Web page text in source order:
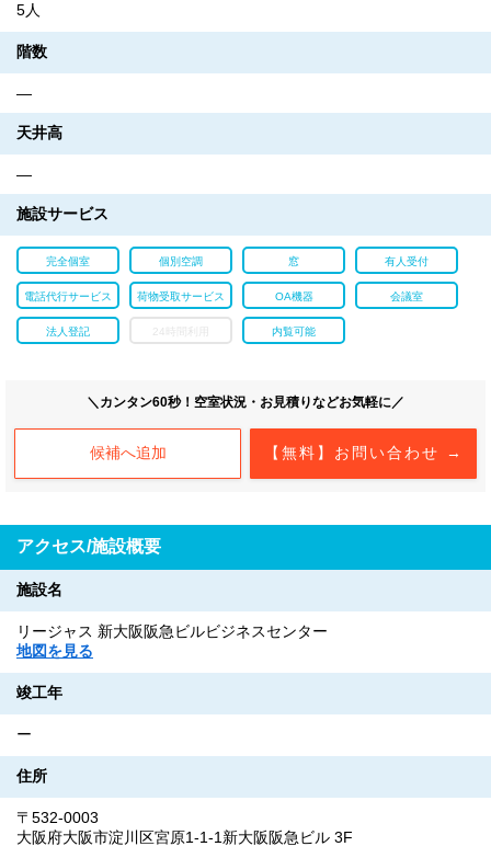
5人
階数
―
天井高
―
施設サービス
完全個室 個別空調 窓 有人受付
電話代行サービス 荷物受取サービス OA機器 会議室
法人登記 24時間利用 内覧可能
＼カンタン60秒！空室状況・お見積りなどお気軽に／
【無料】お問い合わせ →
候補へ追加
アクセス/施設概要
施設名
リージャス 新大阪阪急ビルビジネスセンター
地図を見る
竣工年
ー
住所
〒532-0003
大阪府大阪市淀川区宮原1-1-1新大阪阪急ビル 3F